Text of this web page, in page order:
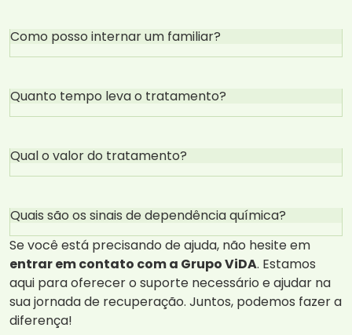
Como posso internar um familiar?
Quanto tempo leva o tratamento?
Qual o valor do tratamento?
Quais são os sinais de dependência química?
Se você está precisando de ajuda, não hesite em
entrar em contato com a Grupo ViDA. Estamos
aqui para oferecer o suporte necessário e ajudar na
sua jornada de recuperação. Juntos, podemos fazer a
diferença!